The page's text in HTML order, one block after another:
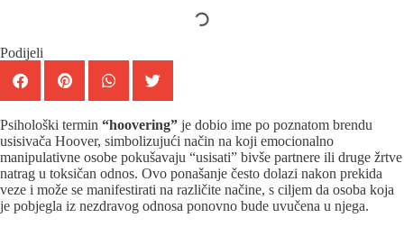
Podijeli
Psihološki termin “hoovering” je dobio ime po poznatom brendu
usisivača Hoover, simbolizujući način na koji emocionalno
manipulativne osobe pokušavaju “usisati” bivše partnere ili druge žrtve
natrag u toksičan odnos. Ovo ponašanje često dolazi nakon prekida
veze i može se manifestirati na različite načine, s ciljem da osoba koja
je pobjegla iz nezdravog odnosa ponovno bude uvučena u njega.